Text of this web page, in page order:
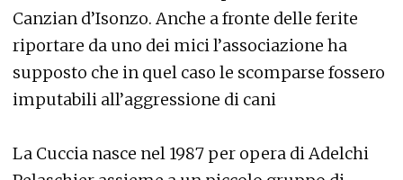
Canzian d’Isonzo. Anche a fronte delle ferite
riportare da uno dei mici l’associazione ha
supposto che in quel caso le scomparse fossero
imputabili all’aggressione di cani
La Cuccia nasce nel 1987 per opera di Adelchi